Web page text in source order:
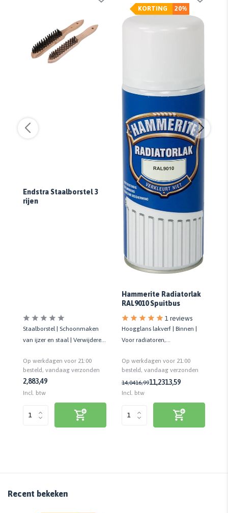
Endstra Staalborstel 3
rijen
Staalborstel | Schoonmaken
van ijzer en staal | Verwijderen
Op werkdagen voor 21:00
besteld, vandaag verzonden
2,883,49
Incl. btw
20%
KORTING
Hammerite Radiatorlak
RAL9010 Spuitbus
1 reviews
Hoogglans lakverf | Binnen |
Voor radiatoren,
buizen | 400 ML
Op werkdagen voor 21:00
besteld, vandaag verzonden
14,0416,9911,2313,59
Incl. btw
Recent bekeken